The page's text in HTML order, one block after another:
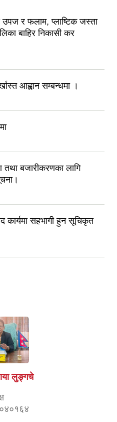
र फलाम, प्लाष्टिक जस्ता
बाहिर निकासी कर
आह्वान सम्बन्धमा ।
बजारीकरणका लागि
सहभागी हुन सूचिकृत
लुङ्गचे